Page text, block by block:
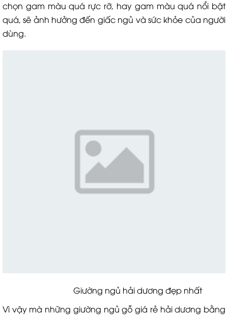
chọn gam màu quá rực rỡ, hay gam màu quá nổi bật
quá, sẽ ảnh hưởng đến giấc ngủ và sức khỏe của người
dùng.
Giường ngủ hải dương đẹp nhất
Vì vậy mà những giường ngủ gỗ giá rẻ hải dương bằng